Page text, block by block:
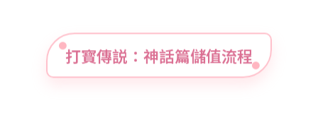
打寳傳説：神話篇儲值流程